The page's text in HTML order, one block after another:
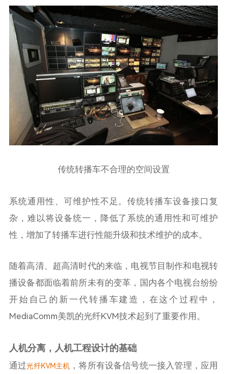
传统转播车不合理的空间设置
系统通用性、可维护性不足。传统转播车设备接口复
杂，难以将设备统一，降低了系统的通用性和可维护
性，增加了转播车进行性能升级和技术维护的成本。
随着高清、超高清时代的来临，电视节目制作和电视转
播设备都面临着前所未有的变革，国内各个电视台纷纷
开始自己的新一代转播车建造，在这个过程中，
MediaComm美凯的光纤KVM技术起到了重要作用。
人机分离，人机工程设计的基础
通过光纤KVM主机 ，将所有设备信号统一接入管理，应用